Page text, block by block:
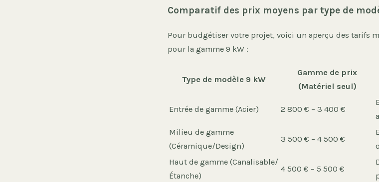
Comparatif des prix moyens par type de
Pour budgétiser votre projet, voici un aperçu des tarifs
pour la gamme 9 kW :
Type de modèle 9 kW
Gamme de prix
(Matériel seul)
Entrée de gamme (Acier) 2 800 € – 3 400 €
Milieu de gamme
(Céramique/Design)
3 500 € – 4 500 €
Haut de gamme (Canalisable/
Étanche)
4 500 € – 5 500 €